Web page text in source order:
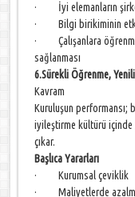
· İyi elemanların
· Bilgi birikiminin
· Çalışanlara
sağlanması
6.Sürekli Öğrenme,
Kavram
Kuruluşun
iyileştirme kültürü içinde
çıkar.
Başlıca Yararları
· Kurumsal çeviklik
· Maliyetlerde